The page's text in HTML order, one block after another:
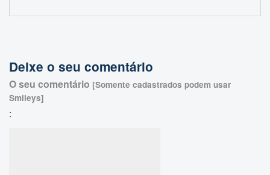
Deixe o seu comentário
O seu comentário [Somente cadastrados podem usar
Smileys]
: